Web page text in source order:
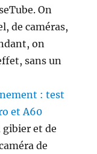
On
de caméras,
on
sans un
: test
et A60
gibier et de
de